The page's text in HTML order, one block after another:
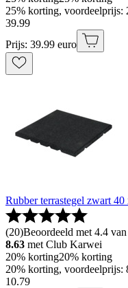
25% korting, voordeelprijs:
39.99
Prijs: 39.99 euro
Rubber terrastegel zwart
(20)Beoordeeld met 4.4
8.63 met Club Karwei
20% korting20% korting
20% korting, voordeelprijs:
10.79